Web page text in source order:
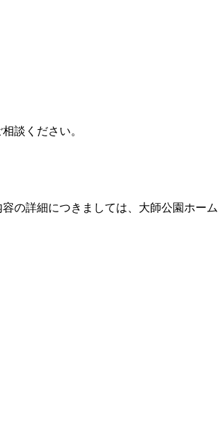
談ください。
の詳細につきましては、大師公園ホー